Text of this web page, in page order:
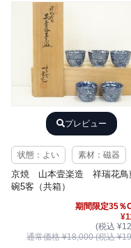
プレビュー
状態：よい 素材：磁器
京焼 山本壹楽造 祥瑞花鳥
碗5客（共箱）
期間限定35％
(税込
通常価格 ¥18,000 (税込